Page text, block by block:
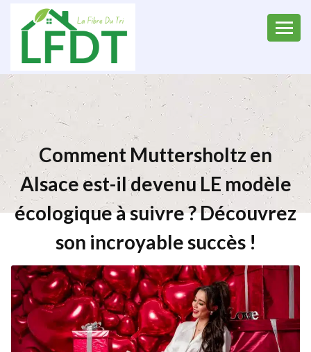
Comment Muttersholtz en
Alsace est-il devenu LE modèle
écologique à suivre ? Découvrez
son incroyable succès !